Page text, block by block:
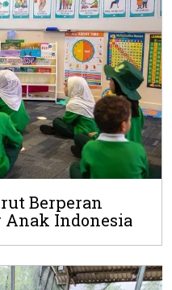
Berperan
Indonesia